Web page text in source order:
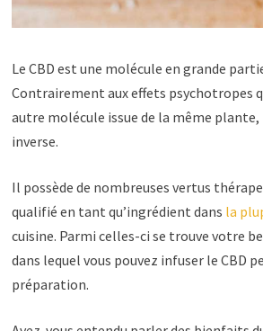
Le CBD est une molécule en grande
Contrairement aux effets psychotropes
autre molécule issue de la même plante,
inverse.
Il possède de nombreuses vertus
qualifié en tant qu’ingrédient dans la
cuisine. Parmi celles-ci se trouve votre
dans lequel vous pouvez infuser le CBD
préparation.